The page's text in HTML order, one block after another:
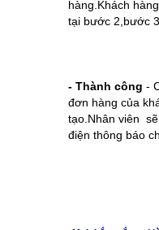
hàng.Khách
tại bước 2,bước 3.
- Thành công -
đơn hàng của
tạo.Nhân viên
điện thông báo